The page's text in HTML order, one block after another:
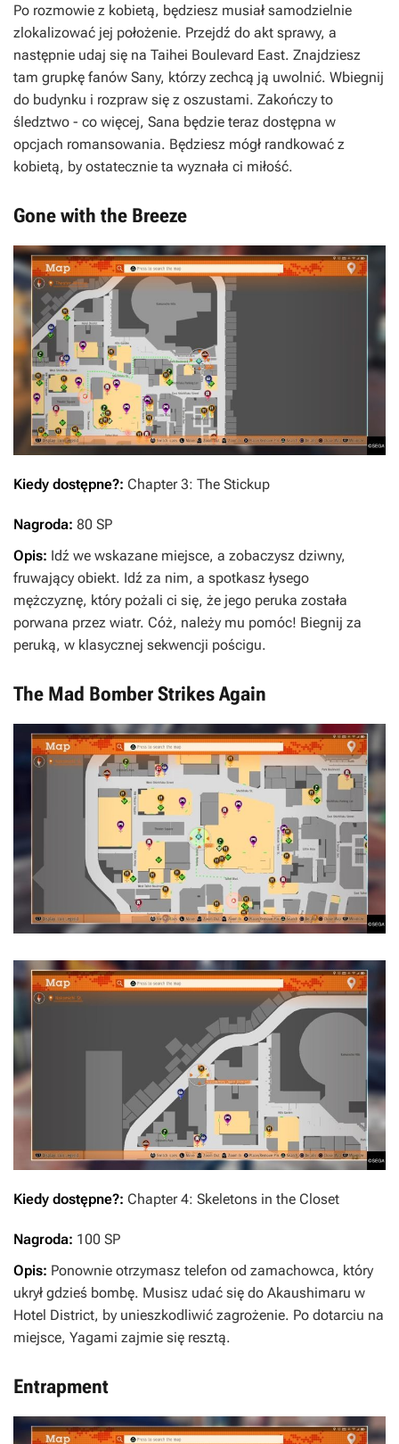
Po rozmowie z kobietą, będziesz musiał samodzielnie
zlokalizować jej położenie. Przejdź do akt sprawy, a
następnie udaj się na Taihei Boulevard East. Znajdziesz
tam grupkę fanów Sany, którzy zechcą ją uwolnić. Wbiegnij
do budynku i rozpraw się z oszustami. Zakończy to
śledztwo - co więcej, Sana będzie teraz dostępna w
opcjach romansowania. Będziesz mógł randkować z
kobietą, by ostatecznie ta wyznała ci miłość.
Gone with the Breeze
Kiedy dostępne?: Chapter 3: The Stickup
Nagroda: 80 SP
Opis: Idź we wskazane miejsce, a zobaczysz dziwny,
fruwający obiekt. Idź za nim, a spotkasz łysego
mężczyznę, który pożali ci się, że jego peruka została
porwana przez wiatr. Cóż, należy mu pomóc! Biegnij za
peruką, w klasycznej sekwencji pościgu.
The Mad Bomber Strikes Again
Kiedy dostępne?: Chapter 4: Skeletons in the Closet
Nagroda: 100 SP
Opis: Ponownie otrzymasz telefon od zamachowca, który
ukrył gdzieś bombę. Musisz udać się do Akaushimaru w
Hotel District, by unieszkodliwić zagrożenie. Po dotarciu na
miejsce, Yagami zajmie się resztą.
Entrapment